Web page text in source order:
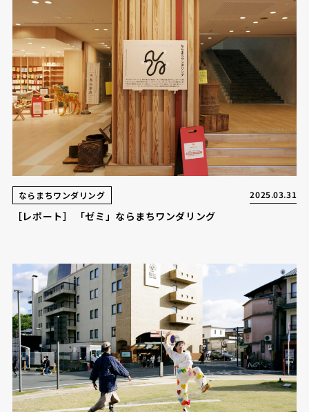
ならまちワンダリング 2025.03.31
［レポート］ 「ゼミ」ならまちワンダリング